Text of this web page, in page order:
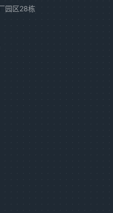
园区28栋